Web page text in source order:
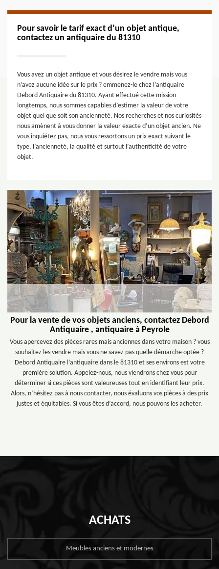
Pour savoir le tarif exact d’un objet antique,
contactez un antiquaire du 81310
Vous avez un objet antique et vous désirez le vendre mais vous
n’avez aucune idée sur le prix ? emmenez-le chez l’antiquaire
Debord Antiquaire du 81310. Ayant effectué cette mission
longtemps, nous sommes capables d’estimer la valeur de votre
objet quel que soit son ancienneté. Nos recherches et nos curiosités
nous amènent à vous donner la valeur exacte d’un objet ancien. Ne
vous inquiétez pas, nous vous ressortons un prix exact suivant le
type, l’ancienneté, la qualité et surtout l’authenticité de votre
objet.
Pour la vente de vos objets anciens, contactez Debord
Antiquaire , antiquaire à Peyrole
Vous apercevez des pièces rares mais anciennes dans votre maison ? vous
souhaitez les vendre mais vous ne savez pas quelle démarche optée ?
Debord Antiquaire l’antiquaire dans le 81310 et ses environs est votre
première solution. Appelez-nous, nous viendrons chez vous pour
déterminer si ces pièces sont valeureuses tout en identifiant leur prix.
Alors, n’hésitez pas à nous contacter, nous évaluons vos pièces à des prix
justes et équitables. Si vous êtes d’accord, nous pouvons les acheter.
ACHATS
Meubles anciens et modernes